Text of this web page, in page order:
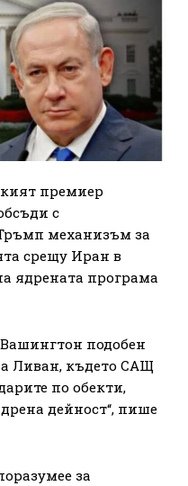
премиер
с
механизъм за
срещу Иран в
ядрената програма
подобен
Ливан, където САЩ
по обекти,
дейност“, пише
за